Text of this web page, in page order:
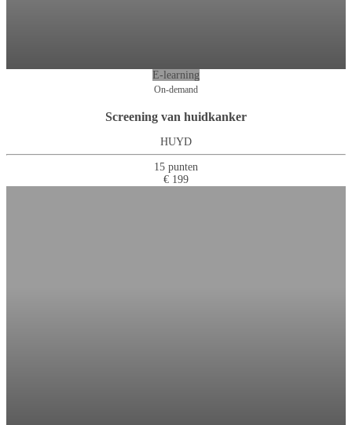
E-learning
On-demand
Screening van huidkanker
HUYD
15 punten
€ 199